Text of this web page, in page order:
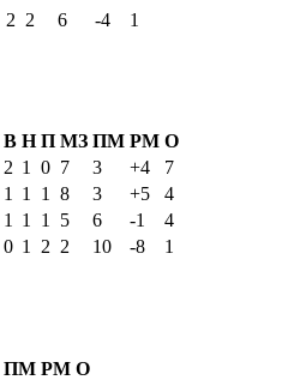
2 2 6 -4
1
В Н П МЗ ПМ РМ О
2 1 0 7 3 +4
7
1 1 1 8 3 +5
4
1 1 1 5 6 -1
4
0 1 2 2 10 -8
1
ПМ РМ О